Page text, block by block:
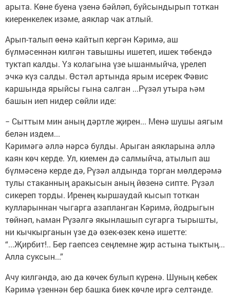
арыта. Көне буена үзенә бәйләп, буйсындырып тоткан
киеренкелек изәме, аяклар чак атлый.
Арып-талып өенә кайтып кергән Кәримә, аш
бүлмәсеннән килгән тавышны ишетеп, ишек төбендә
туктап калды. Үз колагына үзе ышанмыйча, үрелеп
эчкә күз салды. Өстәл артында ярым исерек Фәвис
каршында ярыйсы гына салган ...Рүзәл утыра һәм
башын иеп нидер сөйли иде:
− Сыттым мин аның дәртле җирен... Менә шушы аягым
белән издем...
Кәримәгә әллә нәрсә булды. Арыган аякларына әллә
каян көч керде. Ул, киемен дә салмыйча, атылып аш
бүлмәсенә керде дә, Рүзәл алдында торган мөлдерәмә
тулы стаканның аракысын аның йөзенә сипте. Рүзәл
сикереп торды. Иренең кыршаудай кысып тоткан
кулларыннан чыгарга азапланган Кәримә, йодрыгын
төйнәп, һаман Рүзәлгә якынлашып сугарга тырышты,
ни кычкырганын үзе дә өзек-өзек кенә ишетте:
“...Җирбит!.. Бер гаепсез сеңлемне җир астына тыктың...
Алла суксын...”
Ачу килгәндә, аю да көчек булып күренә. Шуның кебек
Кәримә үзеннән бер башка биек көчле иргә селтәнде.